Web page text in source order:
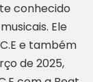
conhecido
Ele
e também
de 2025,